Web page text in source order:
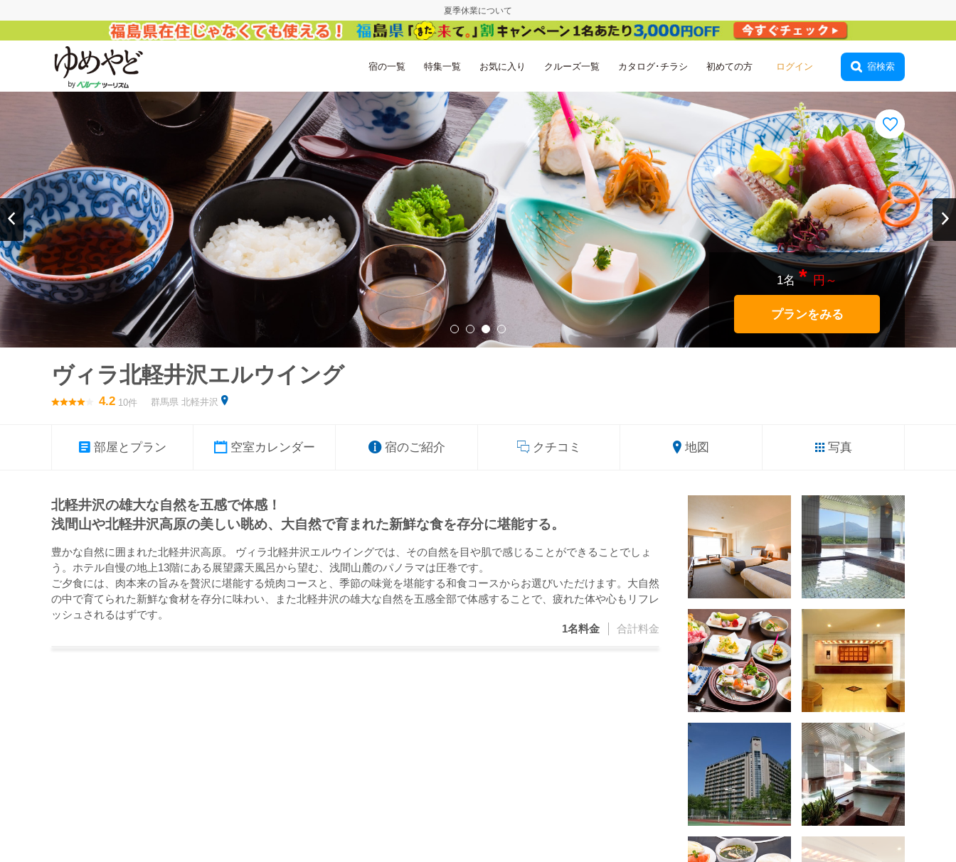
夏季休業について
宿の一覧 特集一覧 お気に入り クルーズ一覧 カタログ･チラシ 初めての方 宿検索
1名* 円～
プランをみる
ヴィラ北軽井沢エルウイング
4.2 10件 群馬県 北軽井沢
部屋とプラン 空室カレンダー 宿のご紹介 クチコミ 地図 写真
北軽井沢の雄大な自然を五感で体感！
浅間山や北軽井沢高原の美しい眺め、大自然で育まれた新鮮な食を存分に堪能する。
豊かな自然に囲まれた北軽井沢高原。 ヴィラ北軽井沢エルウイングでは、その自然を目や肌で感じることができることでしょ
う。ホテル自慢の地上13階にある展望露天風呂から望む、浅間山麓のパノラマは圧巻です。
ご夕食には、肉本来の旨みを贅沢に堪能する焼肉コースと、季節の味覚を堪能する和食コースからお選びいただけます。大自然
の中で育てられた新鮮な食材を存分に味わい、また北軽井沢の雄大な自然を五感全部で体感することで、疲れた体や心もリフレ
ッシュされるはずです。
1名料金 合計料金